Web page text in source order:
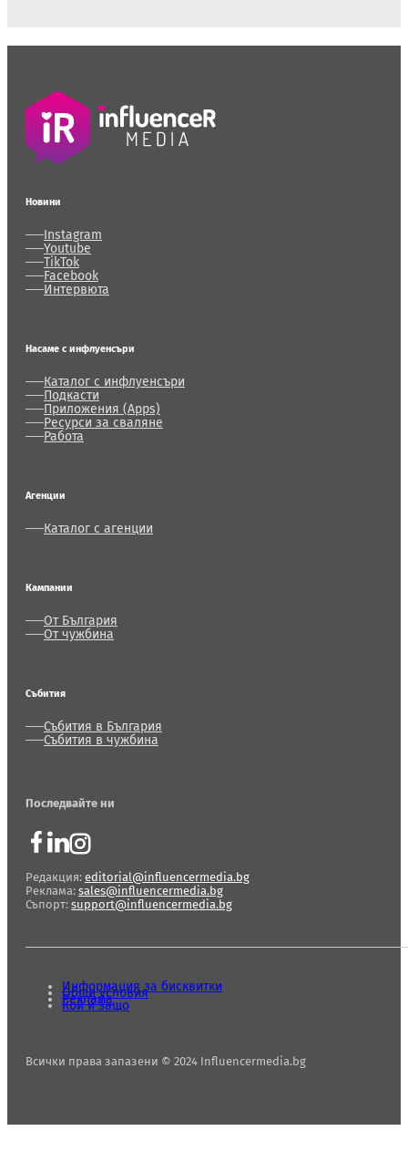
Новини
Instagram
Youtube
TikTok
Facebook
Интервюта
Насаме с инфлуенсъри
Каталог с инфлуенсъри
Подкасти
Приложения (Apps)
Ресурси за сваляне
Работа
Агенции
Каталог с агенции
Кампании
От България
От чужбина
Събития
Събития в България
Събития в чужбина
Последвайте ни
Редакция: editorial@influencermedia.bg
Реклама: sales@influencermedia.bg
Съпорт: support@influencermedia.bg
Всички права запазени © 2024 Influencermedia.bg
Информация за бисквитки
Общи условия
Реклама
Кой и защо